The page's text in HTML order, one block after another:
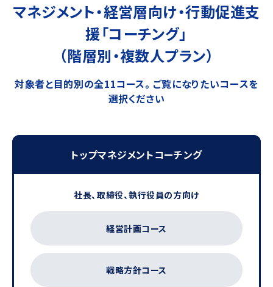
マネジメント・経営層向け・⾏動促進⽀
援「コーチング」
（階層別・複数人プラン）
対象者と目的別の全11コース。ご覧になりたいコースを
選択ください
トップマネジメントコーチング
社長、取締役、執行役員の方向け
経営計画コース
戦略方針コース